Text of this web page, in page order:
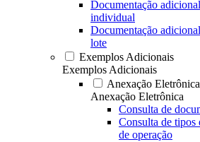
Documentação
individual
Documentação
lote
Exemplos Adicionais
Exemplos Adicionais
Anexação Eletrônica
Anexação Eletrônica
Consulta de
Consulta de tipos
de operação